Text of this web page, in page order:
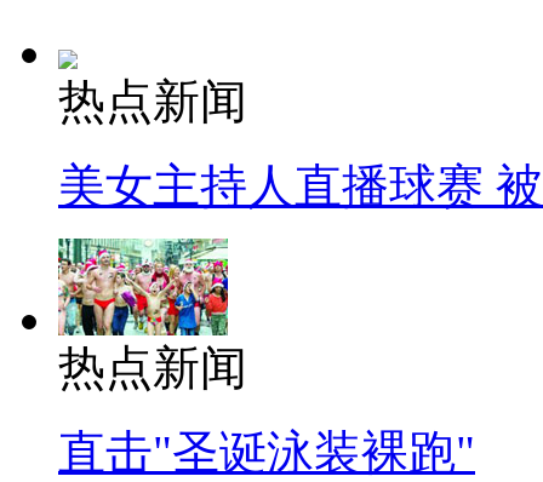
热点新闻
美女主持人直播球赛
热点新闻
直击"圣诞泳装裸跑"